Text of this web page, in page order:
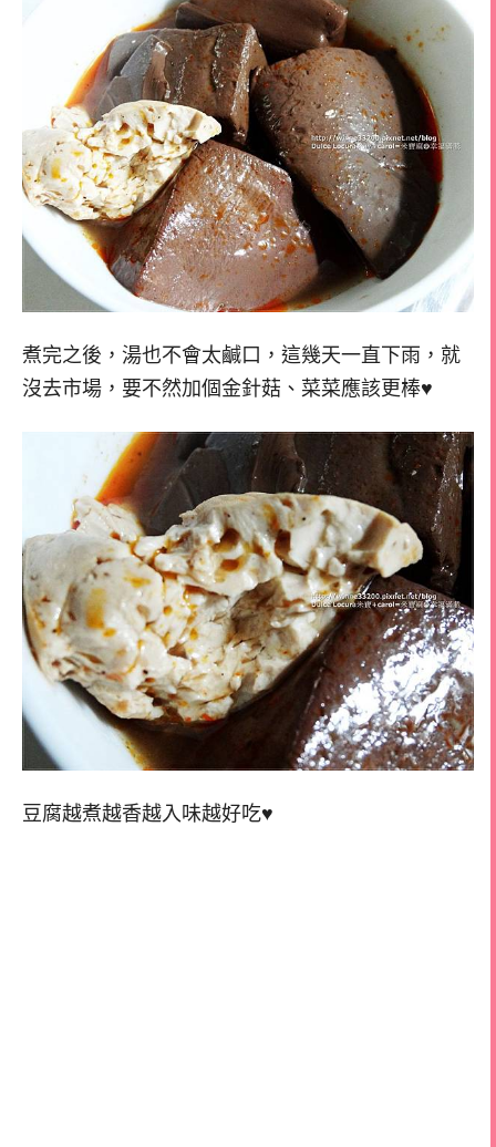
煮完之後，湯也不會太鹹口，這幾天一直下雨，就
沒去市場，要不然加個金針菇、菜菜應該更棒♥
豆腐越煮越香越入味越好吃♥